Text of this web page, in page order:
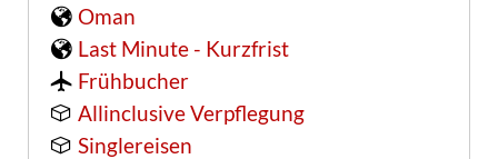
Oman
Last Minute - Kurzfrist
Frühbucher
Allinclusive Verpflegung
Singlereisen